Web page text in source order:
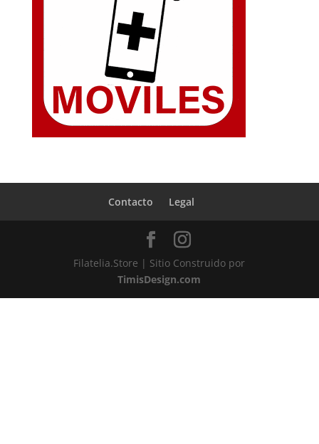
Contacto Legal
Filatelia.Store | Sitio Construido por
TimisDesign.com